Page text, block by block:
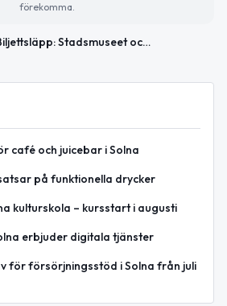
förekomma.
Biljettsläpp: Stadsmuseet och Medeltidsmuseet öppnar sommarens program
café och juicebar i Solna
på funktionella drycker
kulturskola – kursstart i augusti
erbjuder digitala tjänster
för försörjningsstöd i Solna från juli